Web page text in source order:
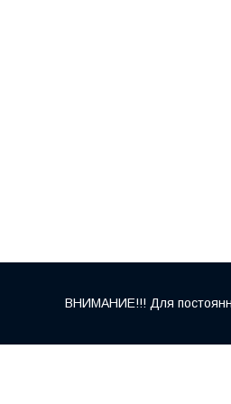
ВНИМАНИЕ!!! Для